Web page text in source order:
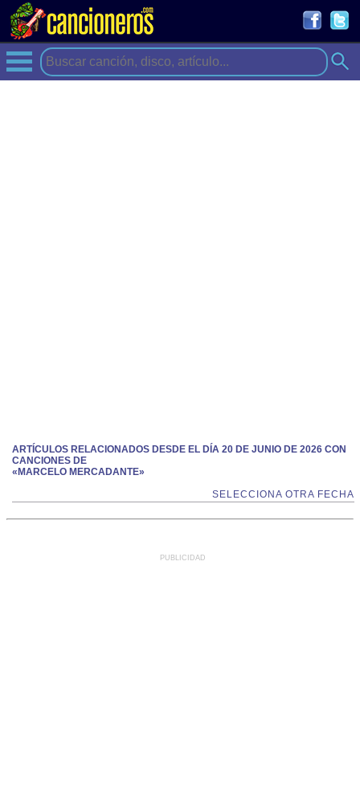
ARTÍCULOS RELACIONADOS DESDE EL DÍA 20 DE JUNIO DE 2026 CON
CANCIONES DE
«MARCELO MERCADANTE»
SELECCIONA OTRA FECHA
PUBLICIDAD